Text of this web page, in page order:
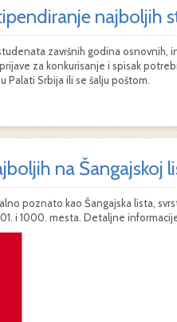
najboljih
završnih godina osnovnih,
za konkurisanje i spisak
Palati Srbija ili se šalju poštom.
na Šangajskoj
poznato kao Šangajska lista,
i 1000. mesta. Detaljne